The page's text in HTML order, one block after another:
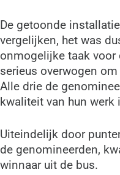
De getoonde
vergelijken, het was
onmogelijke taak voor
serieus overwogen
Alle drie de
kwaliteit van hun
Uiteindelijk door
de genomineerden,
winnaar uit de bus.